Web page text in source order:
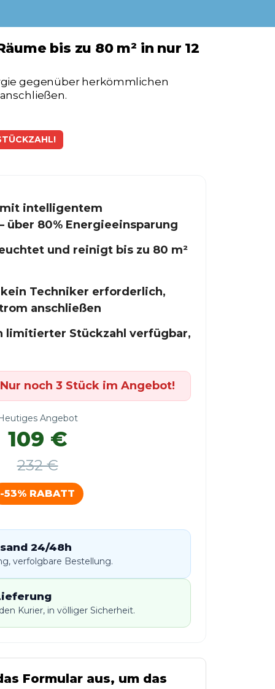
bis zu 80 m² in nur 12
gegenüber herkömmlichen
intelligentem
über 80% Energieeinsparung
und reinigt bis zu 80 m²
kein Techniker erforderlich,
anschließen
limitierter Stückzahl verfügbar,
noch 3 Stück im Angebot!
Heutiges Angebot
109 €
232 €
-53% RABATT
24/48h
verfolgbare Bestellung.
Kurier, in völliger Sicherheit.
Formular aus, um das